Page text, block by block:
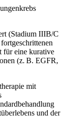
(Stadium IIIB/C
für eine kurative
(z. B. EGFR,
mit
und der